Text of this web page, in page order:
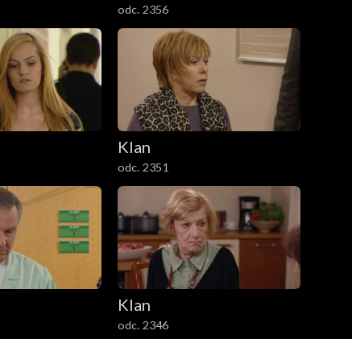
odc. 2356
Klan
odc. 2351
Klan
odc. 2346